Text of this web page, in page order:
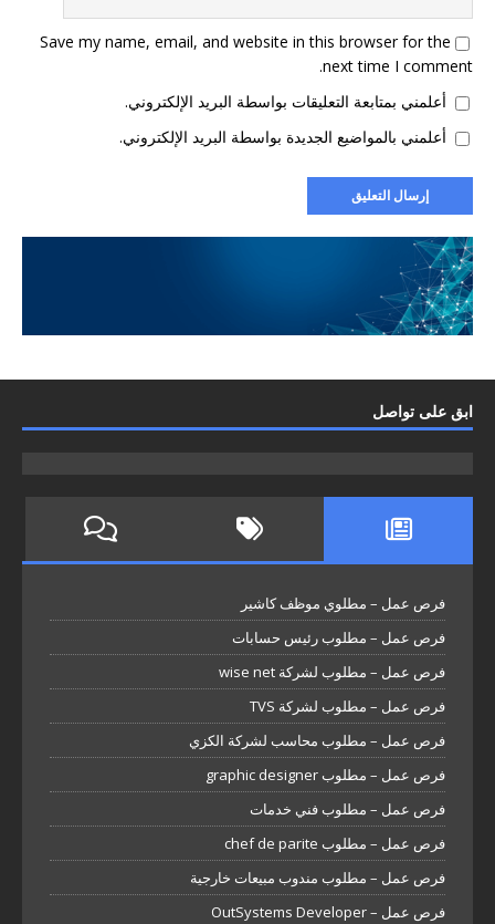
Save my name, email, and website in this browser for the
next time I comment.
أعلمني بمتابعة التعليقات بواسطة البريد الإلكتروني.
أعلمني بالمواضيع الجديدة بواسطة البريد الإلكتروني.
ابق على تواصل
فرص عمل – مطلوي موظف كاشير
فرص عمل – مطلوب رئيس حسابات
فرص عمل – مطلوب لشركة wise net
فرص عمل – مطلوب لشركة TVS
فرص عمل – مطلوب محاسب لشركة الكزي
فرص عمل – مطلوب graphic designer
فرص عمل – مطلوب فني خدمات
فرص عمل – مطلوب chef de parite
فرص عمل – مطلوب مندوب مبيعات خارجية
فرص عمل – OutSystems Developer